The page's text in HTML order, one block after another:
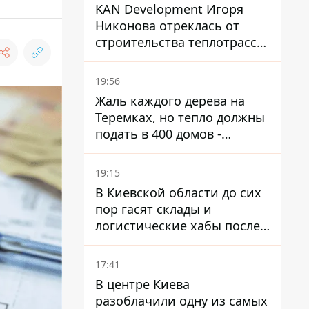
KAN Development Игоря
Никонова отреклась от
строительства теплотрассы
на Теремках
19:56
Жаль каждого дерева на
Теремках, но тепло должны
подать в 400 домов -
депутат Киевсовета
19:15
В Киевской области до сих
пор гасят склады и
логистические хабы после
прилетов ракет - ГСЧС
17:41
В центре Киева
разоблачили одну из самых